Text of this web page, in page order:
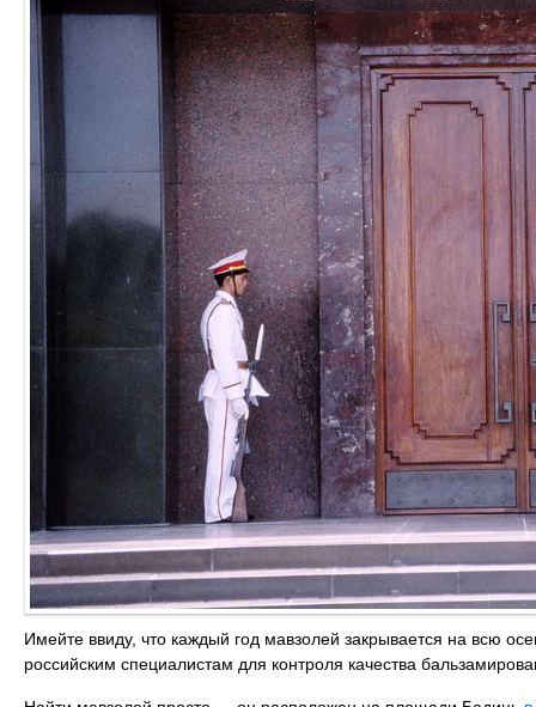
Имейте ввиду, что каждый год мавзолей закрывается на всю
российским специалистам для контроля качества